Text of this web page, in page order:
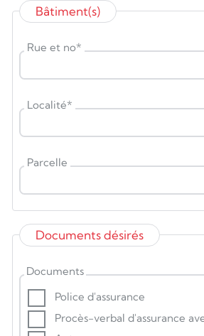
Bâtiment(s)
Rue et no*
Localité*
Parcelle
Documents désirés
Documents
Police d'assurance
Procès-verbal d'assurance